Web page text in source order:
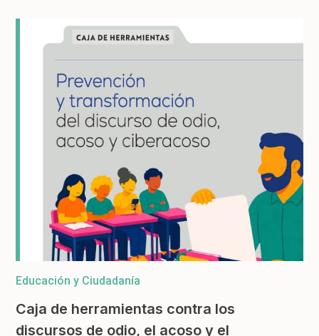
Educación y Ciudadanía
Caja de herramientas contra los
discursos de odio, el acoso y el